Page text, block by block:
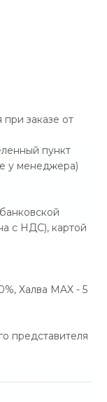
заказе от
пункт
у менеджера)
с НДС), картой
Халва MAX - 5
представителя
Clas X
Экономия
В КОРЗИНУ